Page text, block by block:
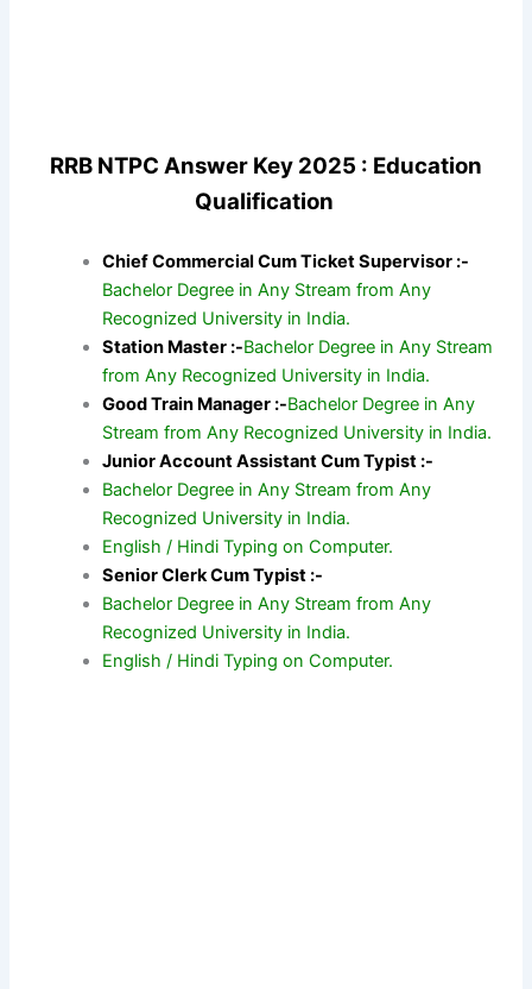
RRB NTPC Answer Key 2025 : Education
Qualification
Chief Commercial Cum Ticket Supervisor :-
Bachelor Degree in Any Stream from Any
Recognized University in India.
Station Master :-Bachelor Degree in Any Stream
from Any Recognized University in India.
Good Train Manager :-Bachelor Degree in Any
Stream from Any Recognized University in India.
Junior Account Assistant Cum Typist :-
Bachelor Degree in Any Stream from Any
Recognized University in India.
English / Hindi Typing on Computer.
Senior Clerk Cum Typist :-
Bachelor Degree in Any Stream from Any
Recognized University in India.
English / Hindi Typing on Computer.